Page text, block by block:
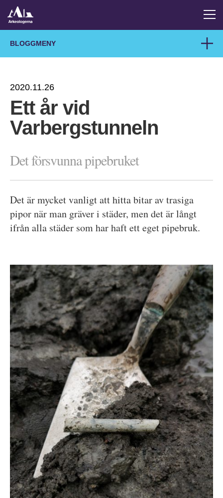
BLOGGMENY
2020.11.26
Ett år vid
Varbergstunneln
Det försvunna pipebruket
Det är mycket vanligt att hitta bitar av trasiga
pipor när man gräver i städer, men det är långt
ifrån alla städer som har haft ett eget pipebruk.